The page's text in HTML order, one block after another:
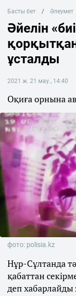
Басты бет Әлеумет
Әйелін
ұсталды
2021 ж. 21 мау., 14:40
Оқиға орнына
фото: polisia.kz
Нұр-Сұлтанда
қабаттан
деп хабарлайды